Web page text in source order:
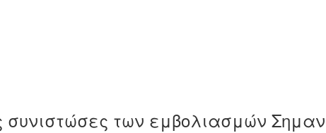
συνιστώσες των εμβολιασμών